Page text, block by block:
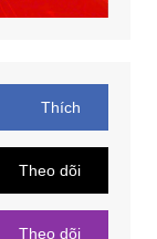
Thích
Theo dõi
Theo dõi